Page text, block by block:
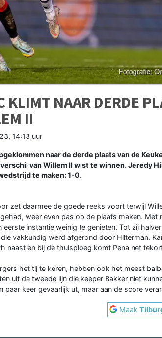
KLIMT NAAR DERDE
II
14:13 uur
naar de derde plaats van de
van Willem II wist te winnen. Jeredy
te maken: 1-0.
zet daarmee de goede reeks voort terwijl
weer even pas op de plaats maken. Met
instantie weinig te genieten. Tot zij
vakkundig werd afgerond door Hilterman.
naast en bij de thuisploeg komt Pena net
het tij te keren, hebben ook het meest
uit de tweede lijn die keeper Bakker niet
paar keer gevaarlijk ut, maar aan de score
Maak